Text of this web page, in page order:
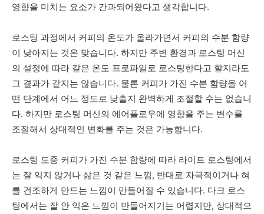
영향을 미치는 요소가 간과되어왔다고 생각합니다.
로스팅 과정에서 커피의 온도가 올라가면서 커피의 수분 함량
이 낮아지는 것은 맞습니다. 하지만 주변 환경과 로스팅 머신
의 설정에 따라 같은 온도 프로파일로 로스팅한다고 할지라도
그 결과가 같지는 않습니다. 물론 커피가 가진 수분 함량을 어
떤 단계에서 어느 정도로 낮출지 완벽하게 조절할 수는 없습니
다. 하지만 로스팅 머신의 에어플로우에 영향을 주는 변수를
조절해서 상대적인 변화를 주는 것은 가능합니다.
로스팅 도중 커피가 가진 수분 함량에 따라 라이트 로스팅에서
는 잘 익지 않거나 삶은 것 같은 느낌, 반대로 자극적이거나 혀
를 건조하게 만드는 느낌이 만들어질 수 있습니다. 다크 로스
팅에서는 잘 안 익은 느낌이 만들어지기는 어렵지만, 상대적으